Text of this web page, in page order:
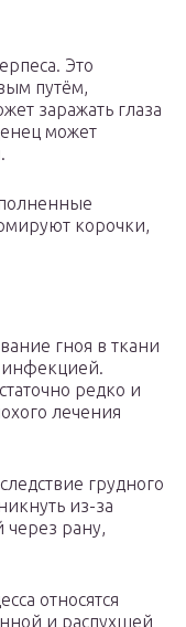
Это
путём,
заражать глаза
может
корочки,
гноя в ткани
инфекцией.
редко и
лечения
грудного
из-за
через рану,
относятся
и распухшей